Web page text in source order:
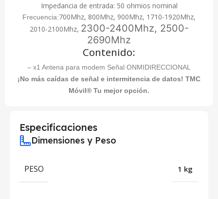
Impedancia de entrada: 50 ohmios nominal
Frecuencia:700Mhz, 800Mhz, 900Mhz, 1710-1920Mhz,
2010-2100Mhz, 2300-2400Mhz, 2500-
2690Mhz
Contenido:
– x1 Antena para modem Señal ONMIDIRECCIONAL
¡No más caídas de señal e intermitencia de datos! TMC
Móvil® Tu mejor opción.
Especificaciones
Dimensiones y Peso
PESO 1 kg